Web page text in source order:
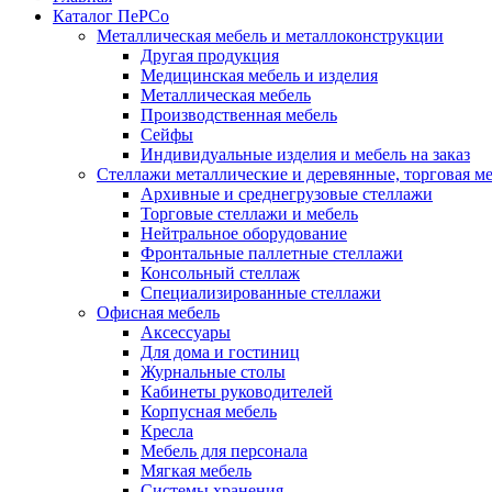
Каталог ПеРСо
Металлическая мебель и металлоконструкции
Другая продукция
Медицинская мебель и изделия
Металлическая мебель
Производственная мебель
Сейфы
Индивидуальные изделия и мебель на заказ
Стеллажи металлические и деревянные, торговая
Архивные и среднегрузовые стеллажи
Торговые стеллажи и мебель
Нейтральное оборудование
Фронтальные паллетные стеллажи
Консольный стеллаж
Специализированные стеллажи
Офисная мебель
Аксессуары
Для дома и гостиниц
Журнальные столы
Кабинеты руководителей
Корпусная мебель
Кресла
Мебель для персонала
Мягкая мебель